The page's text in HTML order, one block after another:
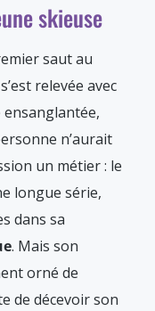
skieuse
saut au
relevée avec
n’aurait
un métier : le
longue série,
dans sa
. Mais son
orné de
de décevoir son